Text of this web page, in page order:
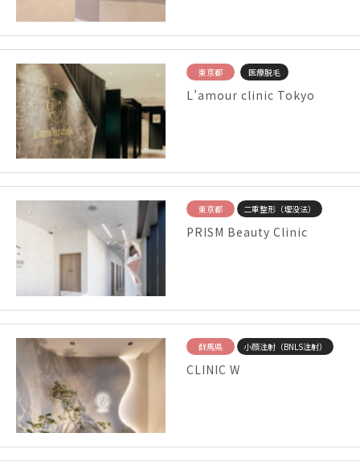
東京都 医療脱毛
L’amour clinic Tokyo
東京都 二重整形（埋没法）
PRISM Beauty Clinic
群馬県 小顔注射（BNLS注射）
CLINIC W